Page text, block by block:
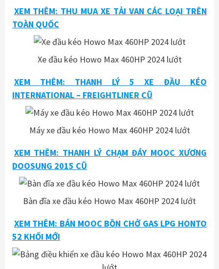
XEM THÊM: THU MUA XE TẢI VAN CÁC LOẠI TRÊN
TOÀN QUỐC
Xe đầu kéo Howo Max 460HP 2024 lướt
XEM THÊM: THANH LÝ 5 XE ĐẦU KÉO
INTERNATIONAL – FREIGHTLINER CŨ
Máy xe đầu kéo Howo Max 460HP 2024 lướt
XEM THÊM: THANH LÝ CHẠM ĐÁY MOOC XƯƠNG
DOOSUNG 2015 CŨ
Bàn đĩa xe đầu kéo Howo Max 460HP 2024 lướt
XEM THÊM: BÁN MOOC BỒN CHỞ GAS LPG HONTO
52 KHỐI MỚI